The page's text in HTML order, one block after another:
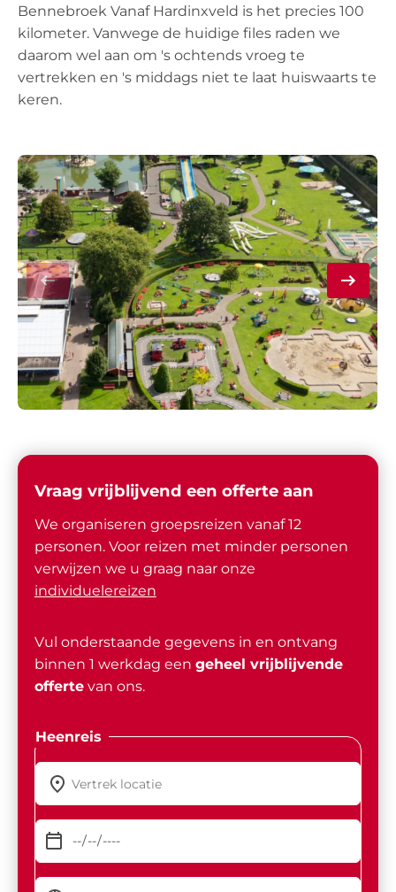
Bennebroek Vanaf Hardinxveld is het precies 100
kilometer. Vanwege de huidige files raden we
daarom wel aan om 's ochtends vroeg te
vertrekken en 's middags niet te laat huiswaarts te
keren.
Vraag vrijblijvend een offerte aan
We organiseren groepsreizen vanaf 12
personen. Voor reizen met minder personen
verwijzen we u graag naar onze
individuelereizen
Vul onderstaande gegevens in en ontvang
binnen 1 werkdag een geheel vrijblijvende
offertevan ons.
Heenreis